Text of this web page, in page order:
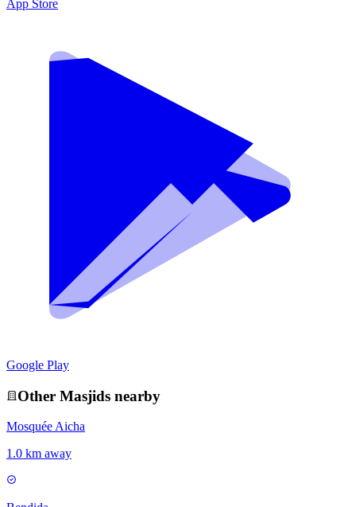
App Store
Google Play
Other Masjids nearby
Mosquée Aicha
1.0 km away